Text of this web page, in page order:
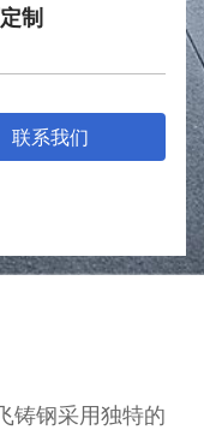
制
联系我们
铸钢采用独特的